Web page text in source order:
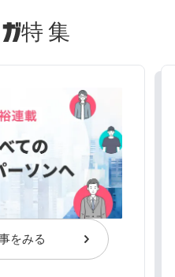
特集
をみる